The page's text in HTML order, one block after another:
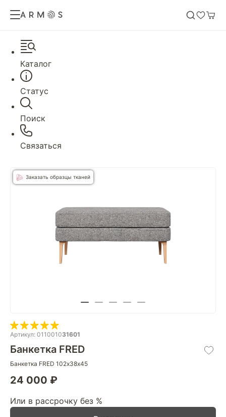
Каталог
Статус
Поиск
Связаться
Заказать образцы тканей
Артикул: 011001031601
Банкетка FRED
Банкетка FRED 102х38х45
24 000 ₽
Или в рассрочку без %